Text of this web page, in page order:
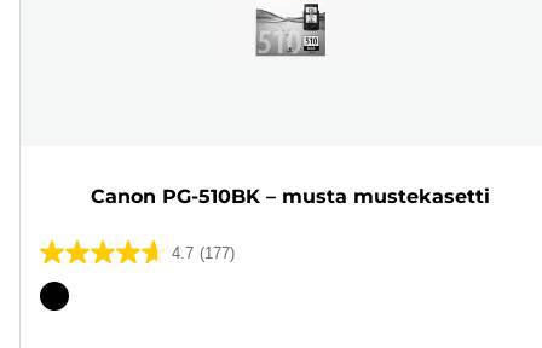
Canon PG-510BK – musta mustekasetti
4.7 (177)
4.7/5
tähteä.
Värikasetti